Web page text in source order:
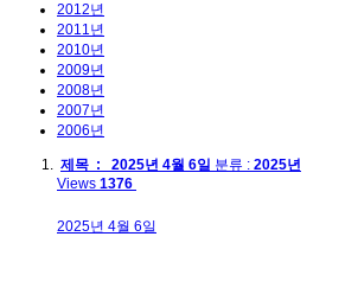
2012년
2011년
2010년
2009년
2008년
2007년
2006년
제목 : 2025년 4월 6일 분류 : 2025년
Views 1376
2025년 4월 6일